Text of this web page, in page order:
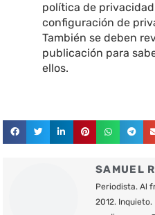
política de
configuración de
También se deben
publicación para
ellos.
SAMUEL
Periodista. Al
2012.